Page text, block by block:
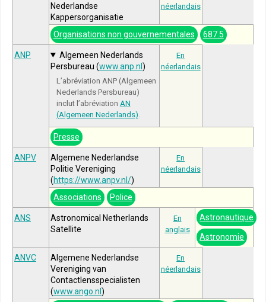
Nederlandse
Kappersorganisatie
néerlandais
Organisations non gouvernementales 687.5
ANP
Algemeen Nederlands
Persbureau (www.anp.nl)
L’abréviation ANP (Algemeen
Nederlands Persbureau)
inclut l’abréviation AN
(Algemeen Nederlands)
En
néerlandais
Presse
ANPV
Algemene Nederlandse
Politie Vereniging
(https://www.anpv.nl/)
En
néerlandais
Associations Police
ANS
Astronomical Netherlands
Satellite
En
anglais
Astronautique
Astronomie
ANVC
Algemene Nederlandse
Vereniging van
Contactlensspecialisten
(www.ango.nl )
En
néerlandais